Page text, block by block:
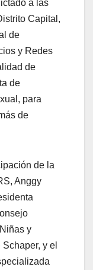
a las
Capital,
de
y Redes
de
de
para
de
de la
Anggy
y
y el